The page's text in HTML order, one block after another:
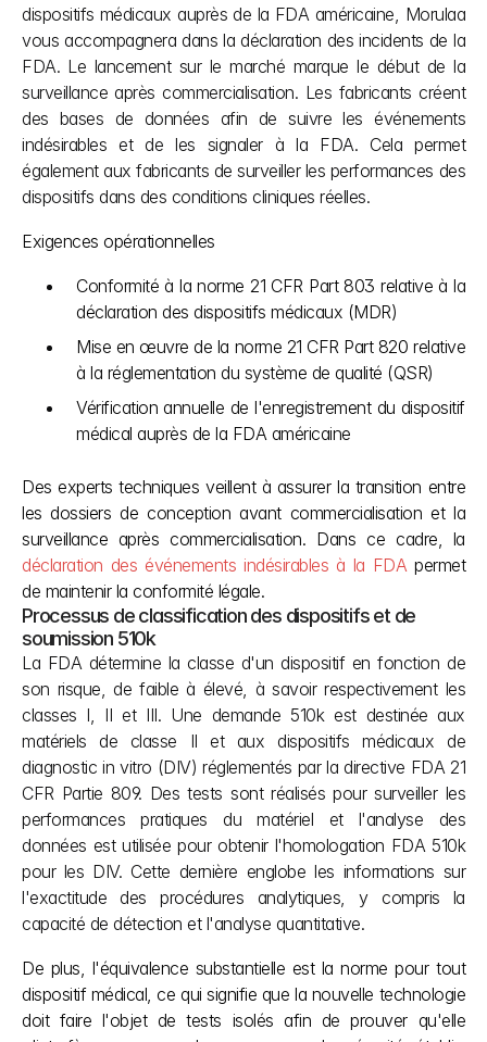
dispositifs médicaux auprès de la FDA américaine, Morulaa
vous accompagnera dans la déclaration des incidents de la
FDA. Le lancement sur le marché marque le début de la
surveillance après commercialisation. Les fabricants créent
des bases de données afin de suivre les événements
indésirables et de les signaler à la FDA. Cela permet
également aux fabricants de surveiller les performances des
dispositifs dans des conditions cliniques réelles.
Exigences opérationnelles
Conformité à la norme 21 CFR Part 803 relative à la
déclaration des dispositifs médicaux (MDR)
Mise en œuvre de la norme 21 CFR Part 820 relative
à la réglementation du système de qualité (QSR)
Vérification annuelle de l'enregistrement du dispositif
médical auprès de la FDA américaine
Des experts techniques veillent à assurer la transition entre
les dossiers de conception avant commercialisation et la
déclaration des événements indésirables à la FDA permet
de maintenir la conformité légale.
Processus de classification des dispositifs et de
soumission 510k
La FDA détermine la classe d'un dispositif en fonction de
son risque, de faible à élevé, à savoir respectivement les
classes I, II et III. Une demande 510k est destinée aux
matériels de classe II et aux dispositifs médicaux de
diagnostic in vitro (DIV) réglementés par la directive FDA 21
CFR Partie 809. Des tests sont réalisés pour surveiller les
performances pratiques du matériel et l'analyse des
données est utilisée pour obtenir l'homologation FDA 510k
pour les DIV. Cette dernière englobe les informations sur
l'exactitude des procédures analytiques, y compris la
capacité de détection et l'analyse quantitative.
De plus, l'équivalence substantielle est la norme pour tout
dispositif médical, ce qui signifie que la nouvelle technologie
doit faire l'objet de tests isolés afin de prouver qu'elle